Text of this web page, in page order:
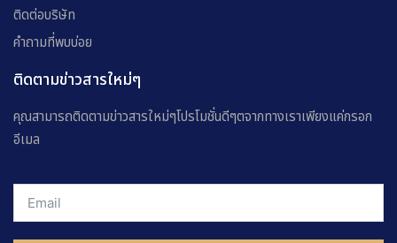
ติดต่อบริษัท
คำถามที่พบบ่อย
ติดตามข่าวสารใหม่ๆ
คุณสามารถติดตามข่าวสารใหม่ๆโปรโมชั่นดีๆตจากทางเราเพียงแค่กรอก
อีเมล